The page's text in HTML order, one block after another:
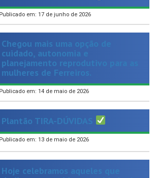
Chegou mais uma opção de
cuidado, autonomia e
planejamento reprodutivo para as
mulheres de Ferreiros.
Publicado em: 14 de maio de 2026
Plantão TIRA-DÚVIDAS
Publicado em: 13 de maio de 2026
Hoje celebramos aqueles que
dedicam suas vidas ao cuidado, à
atenção e ao amor ao próximo.